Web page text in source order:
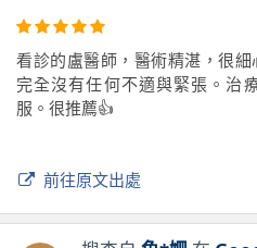
看診的盧醫師，醫術精湛，很細
完全沒有任何不適與緊張。治
服。很推薦👍
前往原文出處